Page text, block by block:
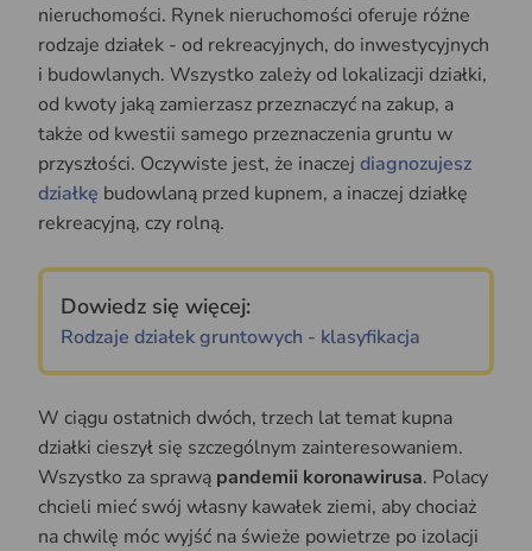
nieruchomości. Rynek nieruchomości oferuje różne
rodzaje działek - od rekreacyjnych, do inwestycyjnych
i budowlanych. Wszystko zależy od lokalizacji działki,
od kwoty jaką zamierzasz przeznaczyć na zakup, a
także od kwestii samego przeznaczenia gruntu w
przyszłości. Oczywiste jest, że inaczej diagnozujesz
działkę budowlaną przed kupnem, a inaczej działkę
rekreacyjną, czy rolną.
Dowiedz się więcej:
Rodzaje działek gruntowych - klasyfikacja
W ciągu ostatnich dwóch, trzech lat temat kupna
działki cieszył się szczególnym zainteresowaniem.
Wszystko za sprawą pandemii koronawirusa. Polacy
chcieli mieć swój własny kawałek ziemi, aby chociaż
na chwilę móc wyjść na świeże powietrze po izolacji